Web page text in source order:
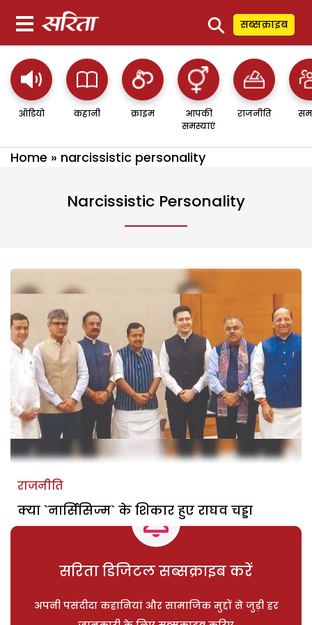
⚲ सब्सक्राइब
ऑडियो कहानी क्राइम
आपकी
समस्याएं
राजनीति
Home » narcissistic personality
Narcissistic Personality
राजनीति
क्या `नार्सिसिज्म` के शिकार हुए राघव चड्डा
सरिता डिजिटल सब्सक्राइब करें
अपनी पसंदीदा कहानियां और सामाजिक मुद्दों से जुड़ी हर